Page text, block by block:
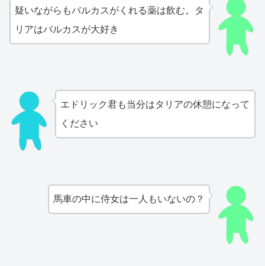
疑いながらもバルカスがくれる薬は飲む。タ
リアはバルカスが大好き
エドリック君も当分はタリアの休憩になって
ください
馬車の中に侍女は一人もいないの？